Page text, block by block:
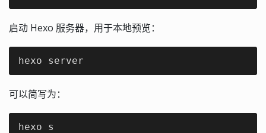
启动 Hexo 服务器，用于本地预览：
hexo server
可以简写为：
hexo s